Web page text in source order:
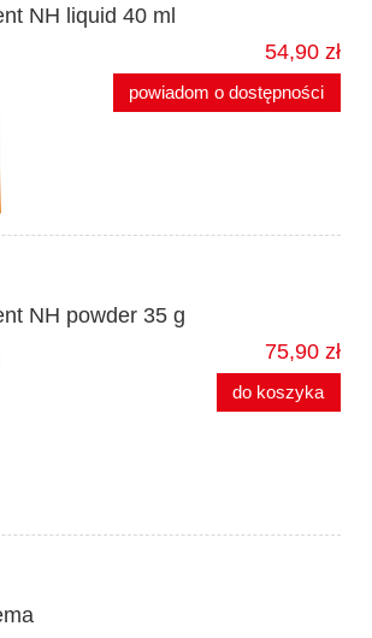
NH liquid 40 ml
54,90 zł
powiadom o dostępności
NH powder 35 g
75,90 zł
do koszyka